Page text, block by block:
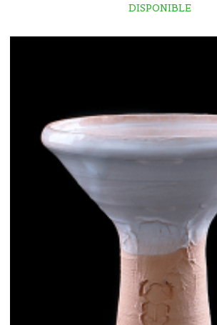
DISPONIBLE